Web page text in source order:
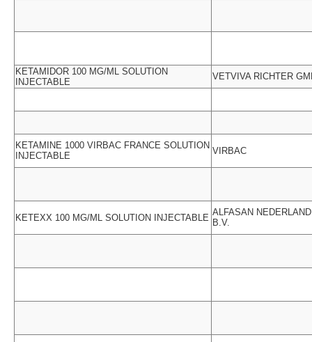
KETAMIDOR 100 MG/ML SOLUTION
INJECTABLE
VETVIVA RICHTER
KETAMINE 1000 VIRBAC FRANCE SOLUTION
INJECTABLE
VIRBAC
KETEXX 100 MG/ML SOLUTION INJECTABLE
ALFASAN NEDERLAND
B.V.